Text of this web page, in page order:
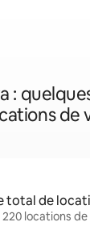
:
de
total de
220 locations